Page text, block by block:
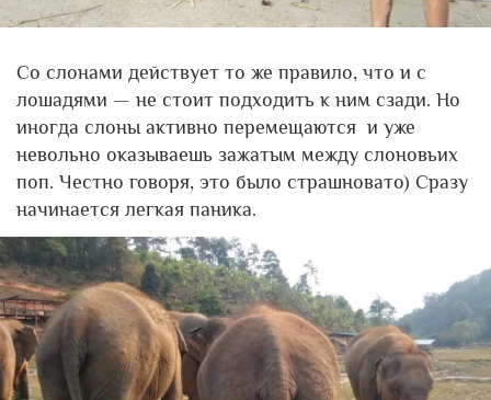
Со слонами действует то же правило, что и с
лошадями — не стоит подходить к ним сзади. Но
иногда слоны активно перемещаются и уже
невольно оказываешь зажатым между слоновьих
поп. Честно говоря, это было страшновато) Сразу
начинается легкая паника.